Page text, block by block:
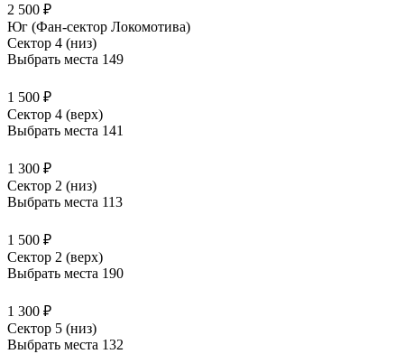
2 500 ₽
Юг (Фан-сектор Локомотива)
Сектор 4 (низ)
Выбрать места 149
1 500 ₽
Сектор 4 (верх)
Выбрать места 141
1 300 ₽
Сектор 2 (низ)
Выбрать места 113
1 500 ₽
Сектор 2 (верх)
Выбрать места 190
1 300 ₽
Сектор 5 (низ)
Выбрать места 132